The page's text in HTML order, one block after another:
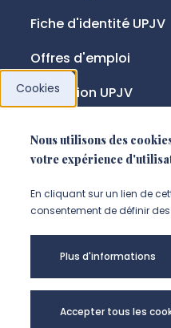
Fiche d'identité UPJV
Offres d'emploi
Fondation UPJV
NOUS SUIVRE
Suivez-
Mentions légales
Accessibilité
Cookies
Nous utilisons des
votre expérience
En cliquant sur un lien de
consentement de définir
Plus d'informations
Accepter tous les